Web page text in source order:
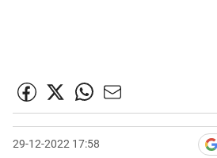
29-12-2022 17:58